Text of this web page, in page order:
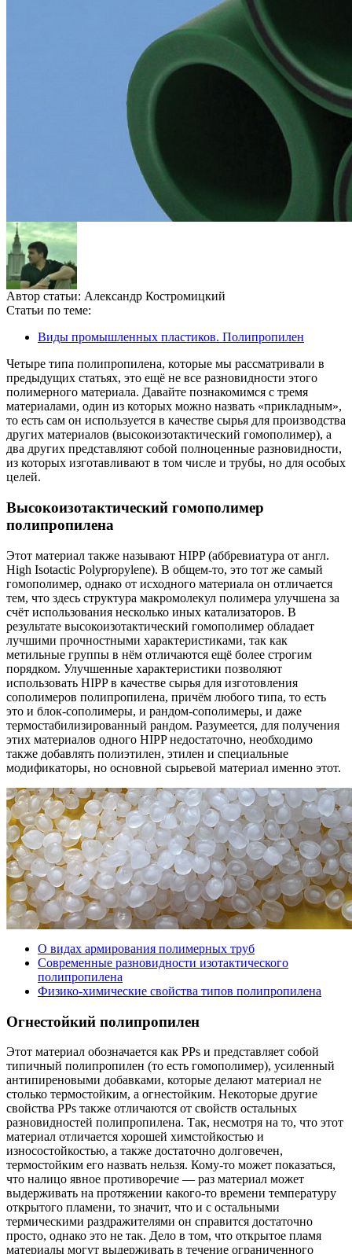
Автор статьи: Александр Костромицкий
Статьи по теме:
Виды промышленных пластиков. Полипропилен
Четыре типа полипропилена, которые мы рассматривали в
предыдущих статьях, это ещё не все разновидности этого
полимерного материала. Давайте познакомимся с тремя
материалами, один из которых можно назвать «прикладным»,
то есть сам он используется в качестве сырья для производства
других материалов (высокоизотактический гомополимер), а
два других представляют собой полноценные разновидности,
из которых изготавливают в том числе и трубы, но для особых
целей.
Высокоизотактический гомополимер
полипропилена
Этот материал также называют HIPP (аббревиатура от англ.
High Isotactic Polypropylene). В общем-то, это тот же самый
гомополимер, однако от исходного материала он отличается
тем, что здесь структура макромолекул полимера улучшена за
счёт использования несколько иных катализаторов. В
результате высокоизотактический гомополимер обладает
лучшими прочностными характеристиками, так как
метильные группы в нём отличаются ещё более строгим
порядком. Улучшенные характеристики позволяют
использовать HIPP в качестве сырья для изготовления
сополимеров полипропилена, причём любого типа, то есть
это и блок-сополимеры, и рандом-сополимеры, и даже
термостабилизированный рандом. Разумеется, для получения
этих материалов одного HIPP недостаточно, необходимо
также добавлять полиэтилен, этилен и специальные
модификаторы, но основной сырьевой материал именно этот.
О видах армирования полимерных труб
Современные разновидности изотактического
полипропилена
Физико-химические свойства типов полипропилена
Огнестойкий полипропилен
Этот материал обозначается как PPs и представляет собой
типичный полипропилен (то есть гомополимер), усиленный
антипиреновыми добавками, которые делают материал не
столько термостойким, а огнестойким. Некоторые другие
свойства PPs также отличаются от свойств остальных
разновидностей полипропилена. Так, несмотря на то, что этот
материал отличается хорошей химстойкостью и
износостойкостью, а также достаточно долговечен,
термостойким его назвать нельзя. Кому-то может показаться,
что налицо явное противоречие — раз материал может
выдерживать на протяжении какого-то времени температуру
открытого пламени, то значит, что и с остальными
термическими раздражителями он справится достаточно
просто, однако это не так. Дело в том, что открытое пламя
материалы могут выдерживать в течение ограниченного